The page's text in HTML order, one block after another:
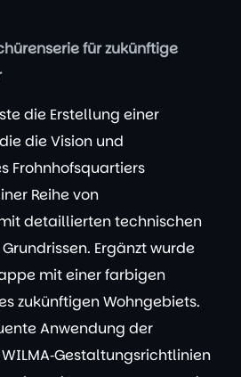
für zukünftige
die Erstellung einer
die Vision und
Frohnhofsquartiers
Reihe von
detaillierten technischen
Ergänzt wurde
mit einer farbigen
zukünftigen Wohngebiets.
Anwendung der